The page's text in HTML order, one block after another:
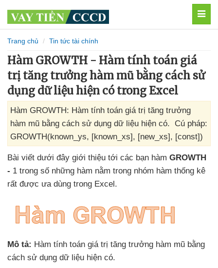
Trang chủ Tin tức tài chính
Hàm GROWTH - Hàm tính toán giá
trị tăng trưởng hàm mũ bằng cách sử
dụng dữ liệu hiện có trong Excel
Hàm GROWTH: Hàm tính toán giá trị tăng trưởng
hàm mũ bằng cách sử dụng dữ liệu hiện có. Cú pháp:
GROWTH(known_ys, [known_xs], [new_xs], [const])
Bài viết dưới đây giới thiệu tới các bạn hàm GROWTH
- 1 trong số những hàm nằm trong nhóm hàm thống kê
rất được ưa dùng trong Excel.
Mô tả: Hàm tính toán giá trị tăng trưởng hàm mũ bằng
cách sử dụng dữ liệu hiện có.